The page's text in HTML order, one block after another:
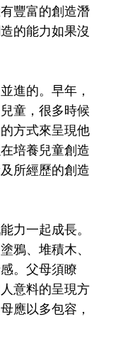
豐富的創造潛
的能力如果沒
進的。早年，
童，很多時候
方式來呈現他
培養兒童創造
所經歷的創造
力一起成長。
鴉、堆積木、
。父母須瞭
意料的呈現方
應以多包容，